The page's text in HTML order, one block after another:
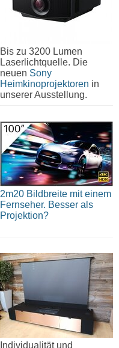
Bis zu 3200 Lumen
Laserlichtquelle. Die
neuen Sony
Heimkinoprojektoren in
unserer Ausstellung.
2m20 Bildbreite mit einem
Fernseher. Besser als
Projektion?
Individualität und